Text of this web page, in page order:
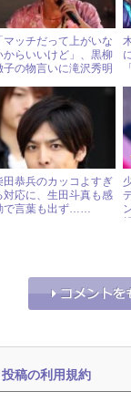
マッチだって上がいな
からいいけど」、黒柳
子の物言いに滝沢秀明
田恭兵のカッコよすぎ
対応に、生田斗真も感
で言葉も出ず……
投稿の利用規約